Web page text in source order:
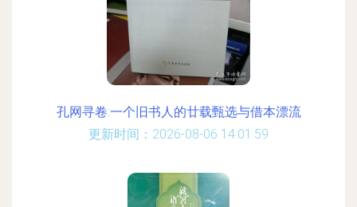
孔网寻卷:一个旧书人的廿载甄选与借本漂流
更新时间：2026-08-06 14:01:59